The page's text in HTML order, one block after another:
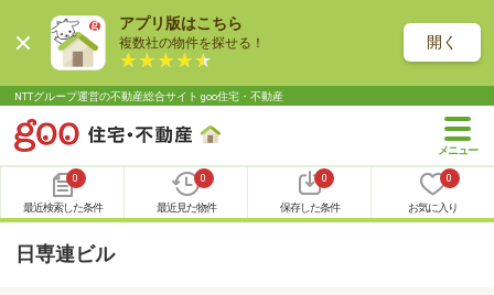
アプリ版はこちら
複数社の物件を探せる！ 開く
NTTグループ運営の不動産総合サイト goo住宅・不動産
0
最近検索した条件
0
最近見た物件
0
保存した条件
0
お気に入り
日専連ビル